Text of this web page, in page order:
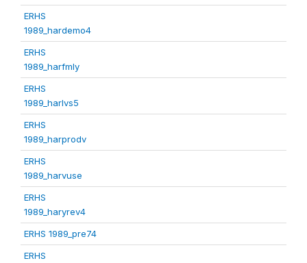
ERHS
1989_hardemo4
ERHS
1989_harfmly
ERHS
1989_harlvs5
ERHS
1989_harprodv
ERHS
1989_harvuse
ERHS
1989_haryrev4
ERHS 1989_pre74
ERHS